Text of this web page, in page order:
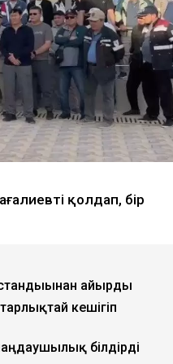
қолдап, бір
айырды
кешігіп
білдірді